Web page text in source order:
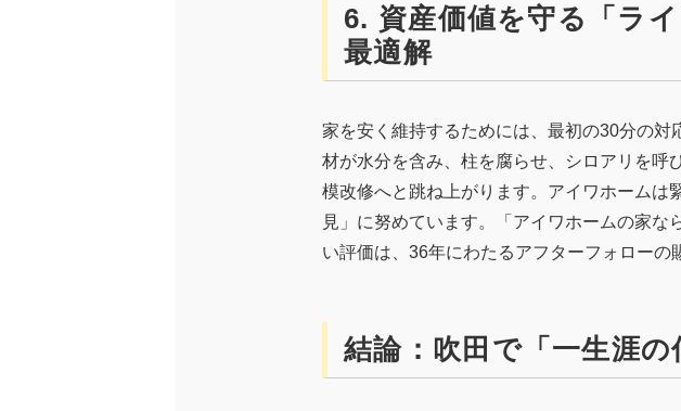
6. 資産価値を守る「ラ
最適解
家を安く維持するためには、最初の30分の
材が水分を含み、柱を腐らせ、シロアリを呼
模改修へと跳ね上がります。アイワホームは
見」に努めています。「アイワホームの家
い評価は、36年にわたるアフターフォローの
結論：吹田で「一生涯の